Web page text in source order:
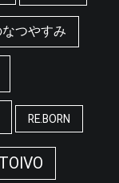
なつやすみ
RE.BORN
TOIVO